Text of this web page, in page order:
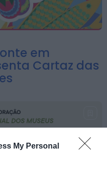
My Personal
Queijo de
vai integrar
Clubes
apoios
obras e
à
em
Cartaz das